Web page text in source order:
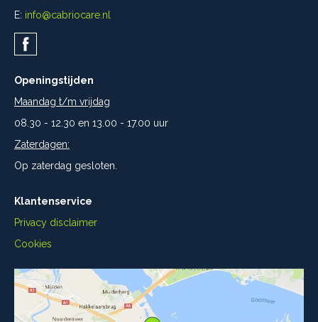
E: info@cabriocare.nl
Openingstijden
Maandag t/m vrijdag
08.30 - 12.30 en 13.00 - 17.00 uur
Zaterdagen:
Op zaterdag gesloten.
Klantenservice
Privacy disclaimer
Cookies